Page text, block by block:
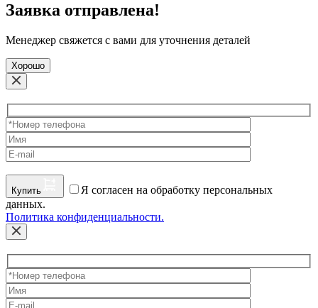
Заявка отправлена!
Менеджер свяжется с вами для уточнения деталей
Хорошо
Купить
Я согласен на обработку персональных
данных.
Политика конфиденциальности.